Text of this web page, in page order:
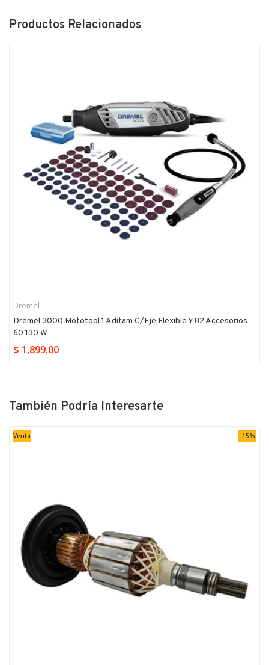
Productos Relacionados
Dremel
Dremel 3000 Mototool 1 Aditam C/eje Flexible Y 82 Accesorios
60 130 W
$ 1,899.00
También Podría Interesarte
Venta -15%